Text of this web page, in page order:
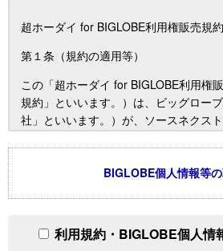
超ホーダイ for BIGLOBE利用権販売規約
第１条（規約の適用等）
この「超ホーダイ for BIGLOBE利用権
規約」といいます。）は、ビッグロー
社」といいます。）が、ソースネクス
用権を販売することに関する条件を定
に定めのない事項に関しては、当社が
BIGLOBE個人情報等
利用規約・BIGLOBE個人情